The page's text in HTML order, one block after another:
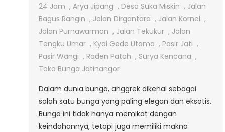
Bunga
Anggrek
Di
Sumedang
24 Jam ,Arya Jipang , Desa Suka Miskin , Jalan
Bagus Rangin , Jalan Dirgantara , Jalan Kornel ,
Jalan Purnawarman , Jalan Tekukur , Jalan
Tengku Umar , Kyai Gede Utama , Pasir Jati ,
Pasir Wangi , Raden Patah , Surya Kencana ,
Toko Bunga Jatinangor
Dalam dunia bunga, anggrek dikenal sebagai
salah satu bunga yang paling elegan dan eksotis.
Bunga ini tidak hanya memikat dengan
keindahannya, tetapi juga memiliki makna